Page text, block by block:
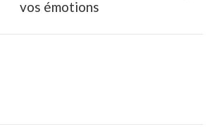
suivant
vos émotions